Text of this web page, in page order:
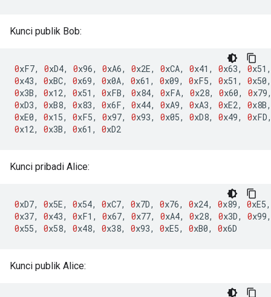
Kunci publik Bob:
0xF7, 0xD4, 0x96, 0xA6, 0x2E, 0xCA, 0x41 , 0x63, 0x51 ,
0x43, 0xBC, 0x69, 0x0A, 0x61 , 0x09, 0xF5, 0x51 , 0x50,
0x3B, 0x12, 0x51 , 0xFB, 0x84, 0xFA, 0x28, 0x60, 0x79
0xD3, 0xB8, 0x83, 0x6F, 0x44, 0xA9, 0xA3, 0xE2, 0x8B,
0xE0, 0x15, 0xF5, 0x97, 0x93, 0x05, 0xD8, 0x49, 0xFD
0x12, 0x3B, 0x61 , 0xD2
Kunci pribadi Alice:
0xD7, 0x5E, 0x54, 0xC7, 0x7D, 0x76, 0x24, 0x89, 0xE5,
0x37, 0x43, 0xF1 , 0x67, 0x77, 0xA4, 0x28, 0x3D, 0x99,
0x55, 0x58, 0x48, 0x38, 0x93, 0xE5, 0xB0, 0x6D
Kunci publik Alice: